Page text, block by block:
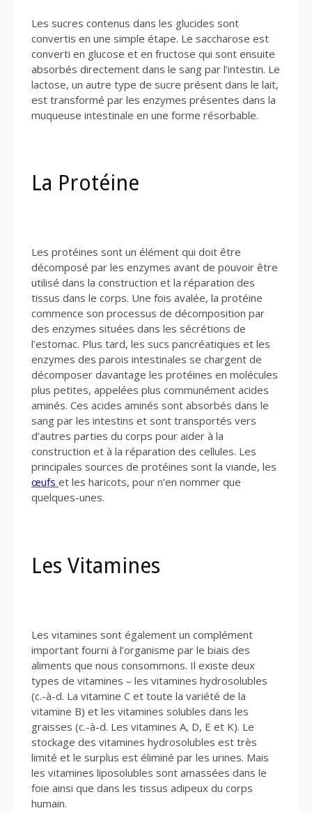
Les sucres contenus dans les glucides sont
convertis en une simple étape. Le saccharose est
converti en glucose et en fructose qui sont ensuite
absorbés directement dans le sang par l’intestin. Le
lactose, un autre type de sucre présent dans le lait,
est transformé par les enzymes présentes dans la
muqueuse intestinale en une forme résorbable.
La Protéine
Les protéines sont un élément qui doit être
décomposé par les enzymes avant de pouvoir être
utilisé dans la construction et la réparation des
tissus dans le corps. Une fois avalée, la protéine
commence son processus de décomposition par
des enzymes situées dans les sécrétions de
l’estomac. Plus tard, les sucs pancréatiques et les
enzymes des parois intestinales se chargent de
décomposer davantage les protéines en molécules
plus petites, appelées plus communément acides
aminés. Ces acides aminés sont absorbés dans le
sang par les intestins et sont transportés vers
d’autres parties du corps pour aider à la
construction et à la réparation des cellules. Les
principales sources de protéines sont la viande, les
œufs et les haricots, pour n’en nommer que
quelques-unes.
Les Vitamines
Les vitamines sont également un complément
important fourni à l’organisme par le biais des
aliments que nous consommons. Il existe deux
types de vitamines – les vitamines hydrosolubles
(c.-à-d. La vitamine C et toute la variété de la
vitamine B) et les vitamines solubles dans les
graisses (c.-à-d. Les vitamines A, D, E et K). Le
stockage des vitamines hydrosolubles est très
limité et le surplus est éliminé par les urines. Mais
les vitamines liposolubles sont amassées dans le
foie ainsi que dans les tissus adipeux du corps
humain.